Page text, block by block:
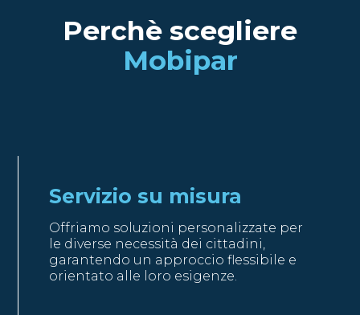
Perchè scegliere
Mobipar
Servizio su misura
Offriamo soluzioni personalizzate per
le diverse necessità dei cittadini,
garantendo un approccio flessibile e
orientato alle loro esigenze.